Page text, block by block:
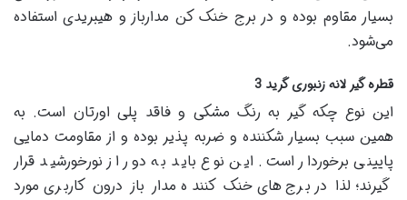
بسیار مقاوم بوده و در برج خنک کن مدارباز و هیبریدی استفاده
می‌شود.
قطره گیر لانه زنبوری گرید 3
این نوع چکه گیر به رنگ مشکی و فاقد پلی اورتان است. به
همین سبب بسیار شکننده و ضربه پذیر بوده و از مقاومت دمایی
پایینی برخوردار است. این نوع باید به دور از نورخورشید قرار
گیرند؛ لذا در برج‌های خنک کننده مدار باز درون کاربری مورد